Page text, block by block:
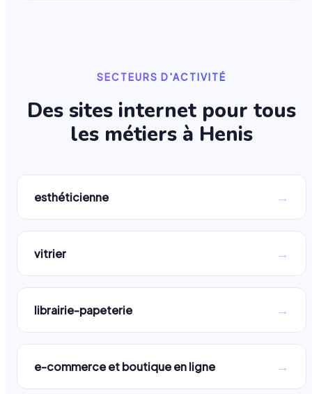
SECTEURS D'ACTIVITÉ
Des sites internet pour tous
les métiers à Henis
esthéticienne →
vitrier →
librairie-papeterie →
e-commerce et boutique en ligne →